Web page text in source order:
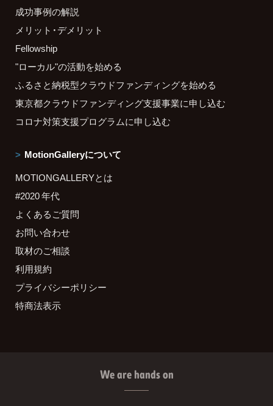
成功事例の解説
メリット・デメリット
Fellowship
"ローカル"の活動を始める
ふるさと納税型クラウドファンディングを始める
東京都クラウドファンディング支援事業に申し込む
コロナ対策支援プログラムに申し込む
MotionGalleryについて
MOTIONGALLERYとは
#2020 年代
よくあるご質問
お問い合わせ
取材のご相談
利用規約
プライバシーポリシー
特商法表示
We are hands on